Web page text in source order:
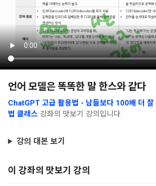
언어 모델은 똑똑한 말 한스와 같다
ChatGPT 고급 활용법 - 남들보다 100배 더 잘
법 클래스 강좌의 맛보기 강의입니다.
강의 대본 보기
이 강좌의 맛보기 강의